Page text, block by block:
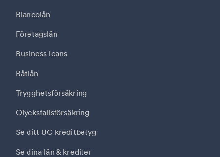
Blancolån
Företagslån
Business loans
Båtlån
Trygghetsförsäkring
Olycksfallsförsäkring
Se ditt UC kreditbetyg
Se dina lån & krediter